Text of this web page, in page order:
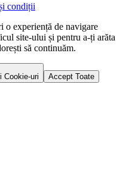
condiții
o experiență de navigare
site-ului și pentru a-ți arăta
să continuăm.
Cookie-uri Accept Toate